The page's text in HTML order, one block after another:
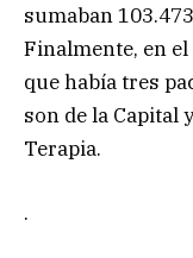
sumaban
Finalmente, en
que había tres
son de la Capital
Terapia.
.